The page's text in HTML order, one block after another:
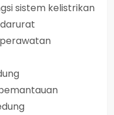
sistem kelistrikan